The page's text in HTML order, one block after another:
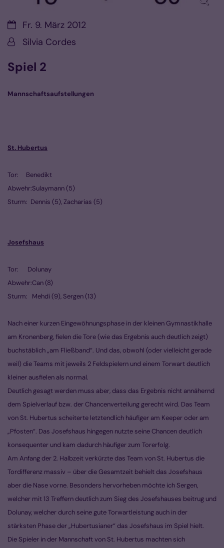
Datum:Fr. 9. März 2012
Von:Silvia Cordes
Spiel 2
Mannschaftsaufstellungen
St. Hubertus
Tor: Benedikt
Abwehr:Sulaymann (5)
Sturm: Dennis (5), Zacharias (5)
Josefshaus
Tor: Dolunay
Abwehr:Can (8)
Sturm: Mehdi (9), Sergen (13)
Nach einer kurzen Eingewöhnungsphase in der kleinen Gymnastikhalle
am Kronenberg, fielen die Tore (wie das Ergebnis auch deutlich zeigt)
buchstäblich „am Fließband“. Und das, obwohl (oder vielleicht gerade
weil) die Teams mit jeweils 2 Feldspielern und einem Torwart deutlich
kleiner ausfielen als normal.
Deutlich gesagt werden muss aber, dass das Ergebnis nicht annähernd
dem Spielverlauf bzw. der Chancenverteilung gerecht wird. Das Team
von St. Hubertus scheiterte letztendlich häufiger am Keeper oder am
„Pfosten“. Das Josefshaus hingegen nutzte seine Chancen deutlich
konsequenter und kam dadurch häufiger zum Torerfolg.
Am Anfang der 2. Halbzeit verkürzte das Team von St. Hubertus die
Tordifferenz massiv – über die Gesamtzeit behielt das Josefshaus
aber die Nase vorne. Besonders hervorheben möchte ich Sergen,
welcher mit 13 Treffern deutlich zum Sieg des Josefshauses beitrug und
Dolunay, welcher durch seine gute Torwartleistung auch in der
stärksten Phase der „Hubertusianer“ das Josefshaus im Spiel hielt.
Die Spieler in der Mannschaft von St. Hubertus machten sich